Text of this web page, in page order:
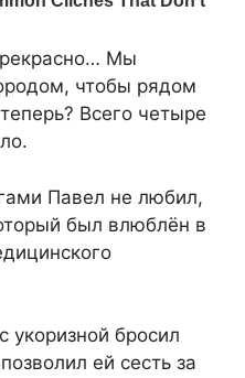
Мы
чтобы рядом
Всего четыре
Павел не любил,
был влюблён в
укоризной бросил
ей сесть за